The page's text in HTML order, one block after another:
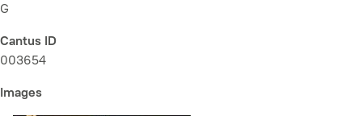
G
Cantus ID
003654
Images